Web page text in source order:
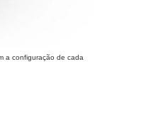
a configuração de cada